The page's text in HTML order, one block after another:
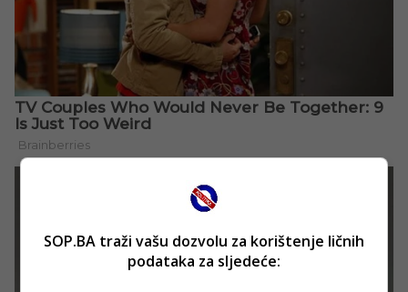
SOP.BA traži vašu dozvolu za korištenje ličnih
podataka za sljedeće: